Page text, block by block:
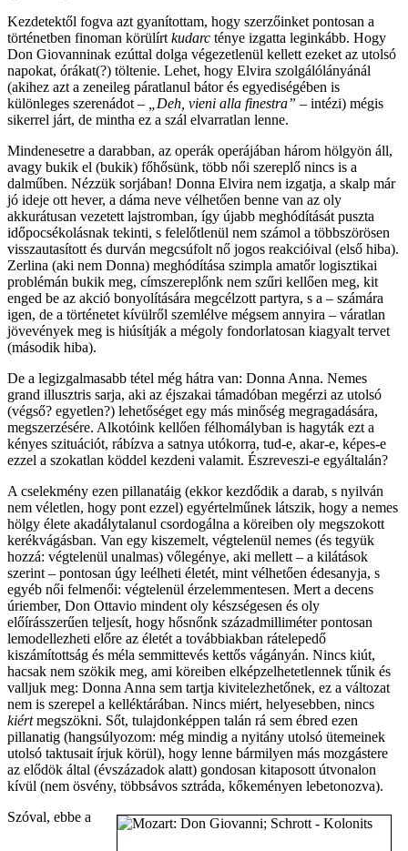
Kezdetektől fogva azt gyanítottam, hogy szerzőinket pontosan a
történetben finoman körülírtkudarc ténye izgatta leginkább. Hogy
Don Giovanninak ezúttal dolga végezetlenül kellett ezeket az utolsó
napokat, órákat(?) töltenie. Lehet, hogy Elvira szolgálólányánál
(akihez azt a zeneileg páratlanul bátor és egyediségében is
különleges szerenádot – „Deh, vieni alla finestra” – intézi) mégis
sikerrel járt, de mintha ez a szál elvarratlan lenne.
Mindenesetre a darabban, az operák operájában három hölgyön áll,
avagy bukik el (bukik) főhősünk, több női szereplő nincs is a
dalműben. Nézzük sorjában! Donna Elvira nem izgatja, a skalp már
jó ideje ott hever, a dáma neve vélhetően benne van az oly
akkurátusan vezetett lajstromban, így újabb meghódítását puszta
időpocsékolásnak tekinti, s felelőtlenül nem számol a többszörösen
visszautasított és durván megcsúfolt nő jogos reakcióival (első hiba).
Zerlina (aki nem Donna) meghódítása szimpla amatőr logisztikai
problémán bukik meg, címszereplőnk nem szűri kellően meg, kit
enged be az akció bonyolítására megcélzott partyra, s a – számára
igen, de a történetet kívülről szemlélve mégsem annyira – váratlan
jövevények meg is hiúsítják a mégoly fondorlatosan kiagyalt tervet
(második hiba).
De a legizgalmasabb tétel még hátra van: Donna Anna. Nemes
grand illusztris sarja, aki az éjszakai támadóban megérzi az utolsó
(végső? egyetlen?) lehetőséget egy más minőség megragadására,
megszerzésére. Alkotóink kellően félhomályban is hagyták ezt a
kényes szituációt, rábízva a satnya utókorra, tud-e, akar-e, képes-e
ezzel a szokatlan köddel kezdeni valamit. Észreveszi-e egyáltalán?
A cselekmény ezen pillanatáig (ekkor kezdődik a darab, s nyilván
nem véletlen, hogy pont ezzel) egyértelműnek látszik, hogy a nemes
hölgy élete akadálytalanul csordogálna a köreiben oly megszokott
kerékvágásban. Van egy kiszemelt, végtelenül nemes (és tegyük
hozzá: végtelenül unalmas) vőlegénye, aki mellett – a kilátások
szerint – pontosan úgy leélheti életét, mint vélhetően édesanyja, s
egyéb női felmenői: végtelenül érzelemmentesen. Mert a decens
úriember, Don Ottavio mindent oly készségesen és oly
előírásszerűen teljesít, hogy hősnőnk századmilliméter pontosan
lemodellezheti előre az életét a továbbiakban rátelepedő
kiszámítottság és méla semmittevés kettős vágányán. Nincs kiút,
hacsak nem szökik meg, ami köreiben elképzelhetetlennek tűnik és
valljuk meg: Donna Anna sem tartja kivitelezhetőnek, ez a változat
nem is szerepel a kelléktárában. Nincs miért, helyesebben, nincs
kiértmegszökni. Sőt, tulajdonképpen talán rá sem ébred ezen
pillanatig (hangsúlyozom: még mindig a nyitány utolsó ütemeinek
utolsó taktusait írjuk körül), hogy lenne bármilyen más mozgástere
az elődök által (évszázadok alatt) gondosan kitaposott útvonalon
kívül (nem ösvény, többsávos sztráda, kőkeményen lebetonozva).
Szóval, ebbe a